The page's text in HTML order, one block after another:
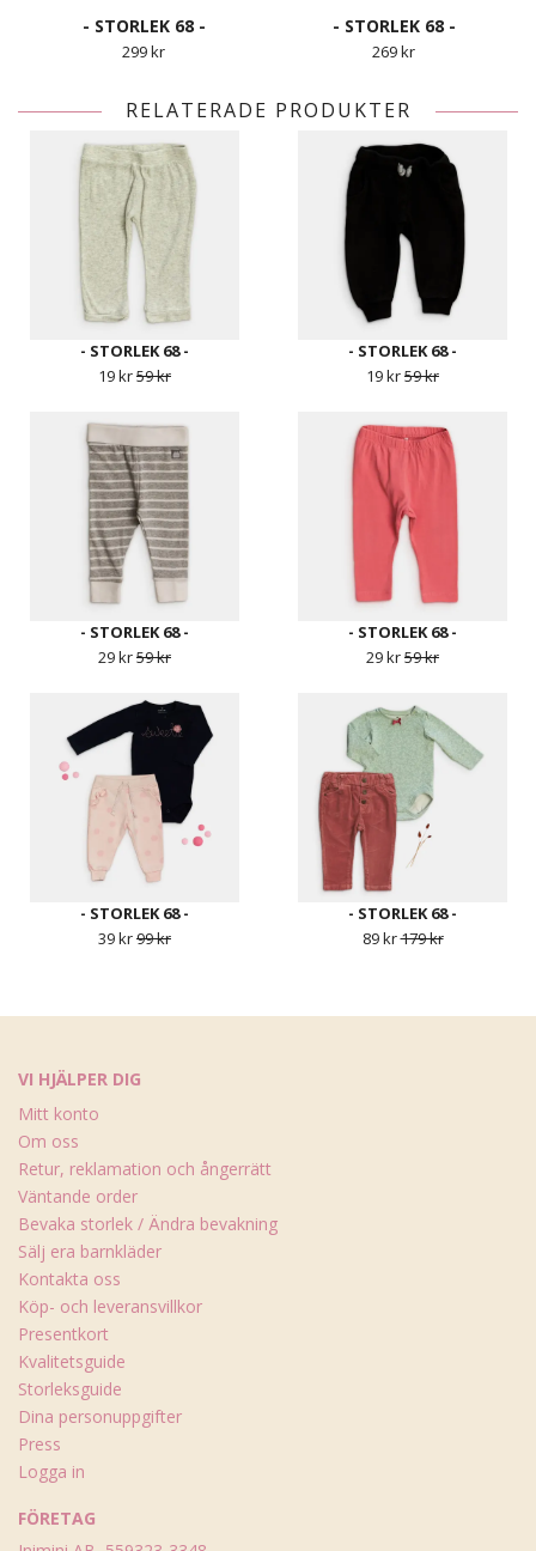
- STORLEK 68 -
299 kr
- STORLEK 68 -
269 kr
RELATERADE PRODUKTER
- STORLEK 68 -
19 kr59 kr
- STORLEK 68 -
19 kr59 kr
- STORLEK 68 -
29 kr59 kr
- STORLEK 68 -
29 kr59 kr
- STORLEK 68 -
39 kr99 kr
- STORLEK 68 -
89 kr179 kr
VI HJÄLPER DIG
Mitt konto
Om oss
Retur, reklamation och ångerrätt
Väntande order
Bevaka storlek / Ändra bevakning
Sälj era barnkläder
Kontakta oss
Köp- och leveransvillkor
Presentkort
Kvalitetsguide
Storleksguide
Dina personuppgifter
Press
Logga in
FÖRETAG